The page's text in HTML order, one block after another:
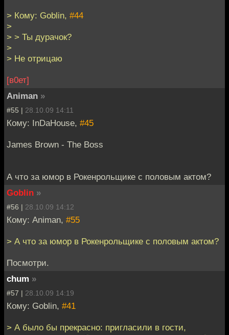
> Кому: Goblin, #44
>
> > Ты дурачок?
>
> Не отрицаю
[в0ет]
Animan »
#55 | 28.10.09 14:11
Кому: InDaHouse, #45
James Brown - The Boss
А что за юмор в Рокенрольщике с половым актом?
Goblin »
#56 | 28.10.09 14:12
Кому: Animan, #55
> А что за юмор в Рокенрольщике с половым актом?
Посмотри.
chum »
#57 | 28.10.09 14:19
Кому: Goblin, #41
> А было бы прекрасно: пригласили в гости,